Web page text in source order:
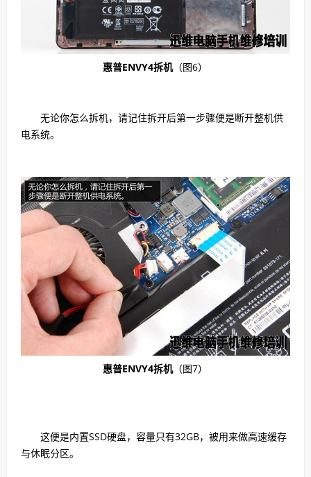
惠普ENVY4拆机（图6）
无论你怎么拆机，请记住拆开后第一步骤便是断开整机供
电系统。
惠普ENVY4拆机（图7）
这便是内置SSD硬盘，容量只有32GB，被用来做高速缓存
与休眠分区。